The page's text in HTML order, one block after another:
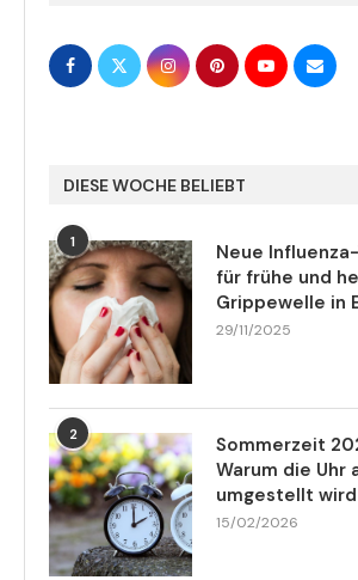
DIESE WOCHE BELIEBT
1
Neue
für frühe und
Grippewelle in
29/11/2025
2
Sommerzeit
Warum die Uhr
umgestellt wird
15/02/2026